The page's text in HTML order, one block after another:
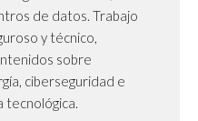
de datos. Trabajo
y técnico,
sobre
ciberseguridad e